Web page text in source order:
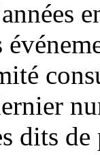
dits